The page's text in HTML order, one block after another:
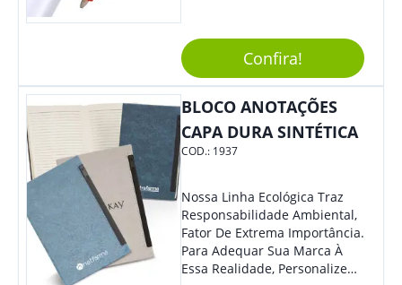
Confira!
BLOCO ANOTAÇÕES
CAPA DURA SINTÉTICA
COD.: 1937
Nossa Linha Ecológica Traz
Responsabilidade Ambiental,
Fator De Extrema Importância.
Para Adequar Sua Marca À
Essa Realidade, Personalize